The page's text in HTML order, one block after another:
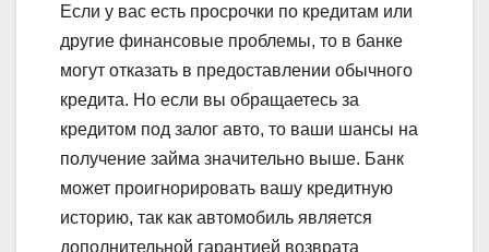
Если у вас есть просрочки по кредитам или
другие финансовые проблемы, то в банке
могут отказать в предоставлении обычного
кредита. Но если вы обращаетесь за
кредитом под залог авто, то ваши шансы на
получение займа значительно выше. Банк
может проигнорировать вашу кредитную
историю, так как автомобиль является
дополнительной гарантией возврата